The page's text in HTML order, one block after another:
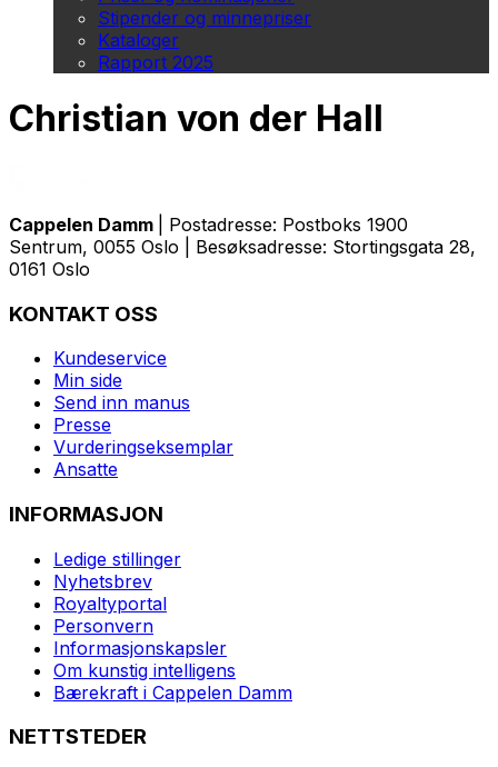
Stipender og minnepriser
Kataloger
Rapport 2025
Christian von der Hall
Cappelen Damm
| Postadresse: Postboks 1900
Sentrum, 0055 Oslo | Besøksadresse: Stortingsgata 28,
0161 Oslo
KONTAKT OSS
Kundeservice
Min side
Send inn manus
Presse
Vurderingseksemplar
Ansatte
INFORMASJON
Ledige stillinger
Nyhetsbrev
Royaltyportal
Personvern
Informasjonskapsler
Om kunstig intelligens
Bærekraft i Cappelen Damm
NETTSTEDER